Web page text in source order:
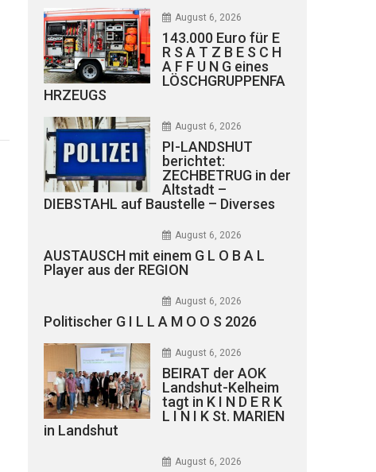
August 6, 2026
143.000 Euro für E
R S A T Z B E S C H
A F F U N G eines
LÖSCHGRUPPENFA
HRZEUGS
August 6, 2026
PI-LANDSHUT
berichtet:
ZECHBETRUG in der
Altstadt –
DIEBSTAHL auf Baustelle – Diverses
August 6, 2026
AUSTAUSCH mit einem G L O B A L
Player aus der REGION
August 6, 2026
Politischer G I L L A M O O S 2026
August 6, 2026
BEIRAT der AOK
Landshut-Kelheim
tagt in K I N D E R K
L I N I K St. MARIEN
in Landshut
August 6, 2026